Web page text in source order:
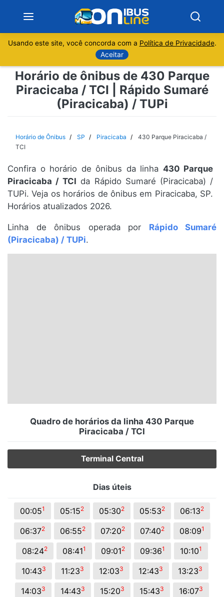
Sobre
Minas Gerais
Espírito Santo
Paraná
Santa Catarina
Usando este site, você concorda com a Política de Privacidade.
Aceitar
Horário de ônibus de 430 Parque
Piracicaba / TCI | Rápido Sumaré
(Piracicaba) / TUPi
Horário de Ônibus SP Piracicaba
430 Parque Piracicaba /
TCI
Confira o horário de ônibus da linha 430 Parque
Piracicaba / TCI da Rápido Sumaré (Piracicaba) /
TUPi. Veja os horários de ônibus em Piracicaba, SP.
Horários atualizados 2026.
Linha de ônibus operada por Rápido Sumaré
(Piracicaba) / TUPi.
Quadro de horários da linha 430 Parque
Piracicaba / TCI
Terminal Central
Dias úteis
00:051 05:152 05:302 05:532 06:132
06:372 06:552 07:202 07:402 08:091
08:242 08:411 09:012 09:361 10:101
10:433 11:233 12:033 12:433 13:233
14:033 14:433 15:203 15:433 16:073